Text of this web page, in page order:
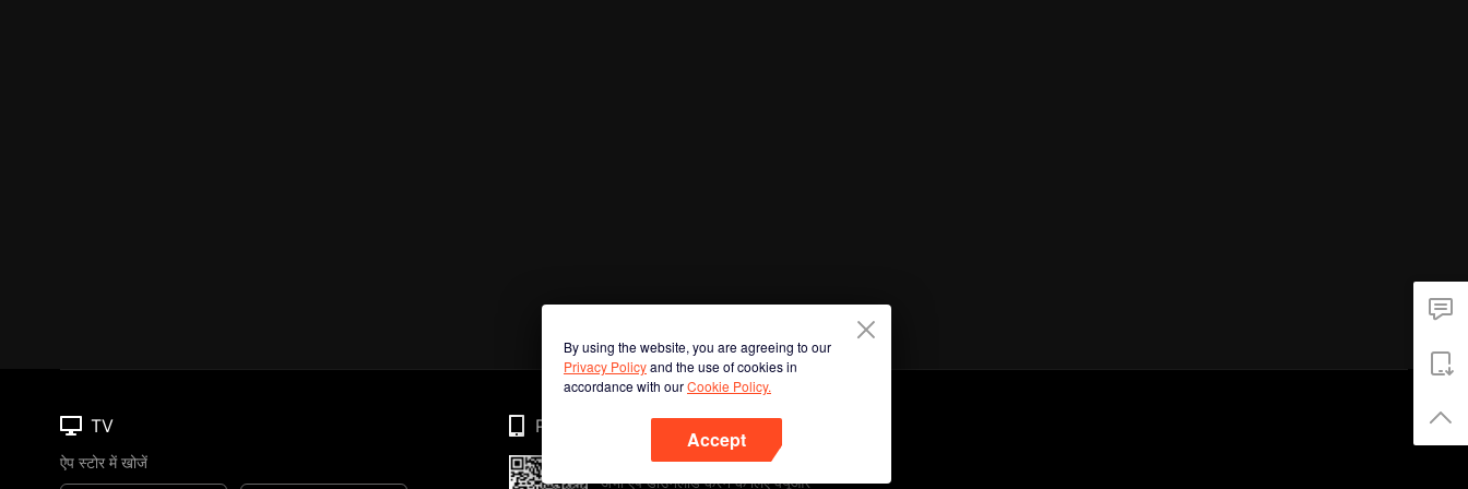
By using the website, you are agreeing to our
Privacy Policyand the use of cookies in
accordance with ourCookie Policy.
Accept
TV
ऐप स्टोर में खोजें
Phone
अभी ऐप डाउनलोड करने के लिए क्यूआर